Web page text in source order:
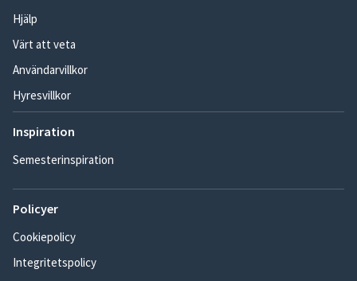
Hjälp
Värt att veta
Användarvillkor
Hyresvillkor
Inspiration
Semesterinspiration
Policyer
Cookiepolicy
Integritetspolicy